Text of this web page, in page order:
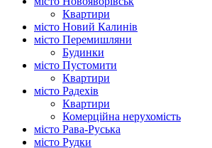
Квартири
місто Новий Калинів
місто Перемишляни
Будинки
місто Пустомити
Квартири
місто Радехів
Квартири
Комерційна нерухомість
місто Рава-Руська
місто Рудки